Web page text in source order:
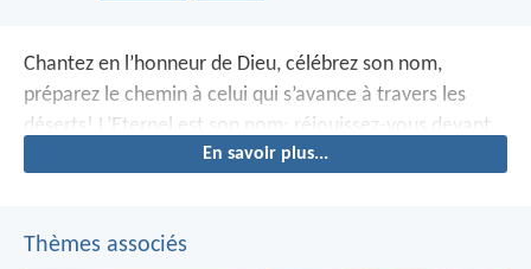
Chantez en l’honneur de Dieu, célébrez son nom,
préparez le chemin à celui qui s’avance à travers les
déserts! L’Eternel est son nom: réjouissez-vous devant
Le père des orphelins, le défenseur des veuves,
En savoir plus...
Thèmes associés